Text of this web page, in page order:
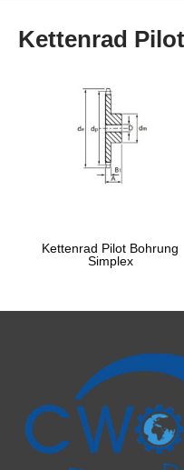
Kettenrad
Kettenrad Pilot Bohrung
Simplex